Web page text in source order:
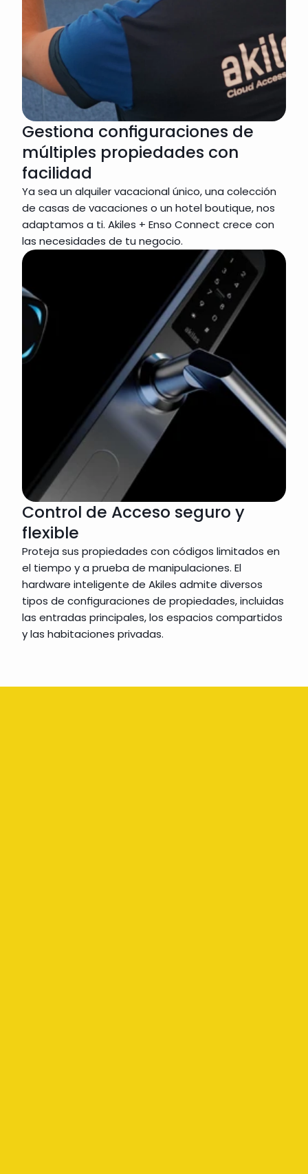
Gestiona configuraciones de
múltiples propiedades con
facilidad
Ya sea un alquiler vacacional único, una colección
de casas de vacaciones o un hotel boutique, nos
adaptamos a ti. Akiles + Enso Connect crece con
las necesidades de tu negocio.
Control de Acceso seguro y
flexible
Proteja sus propiedades con códigos limitados en
el tiempo y a prueba de manipulaciones. El
hardware inteligente de Akiles admite diversos
tipos de configuraciones de propiedades, incluidas
las entradas principales, los espacios compartidos
y las habitaciones privadas.